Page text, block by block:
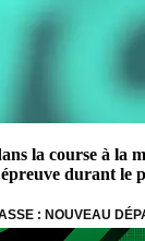
la course à
durant